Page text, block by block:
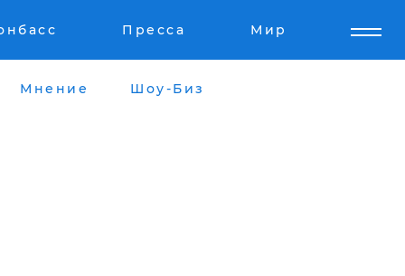
Пресса Мир
Мнение Шоу-Биз